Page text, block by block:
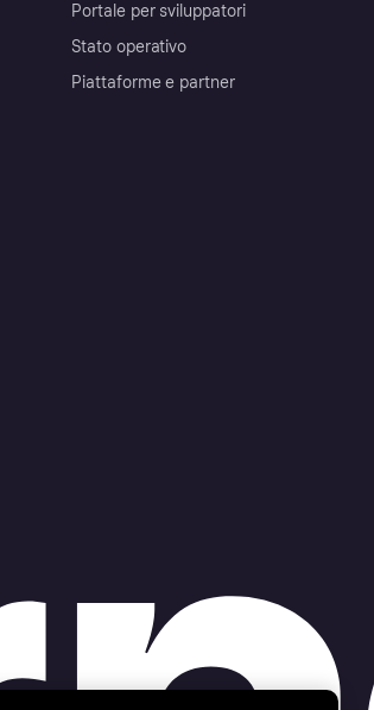
Portale per sviluppatori
Stato operativo
Piattaforme e partner